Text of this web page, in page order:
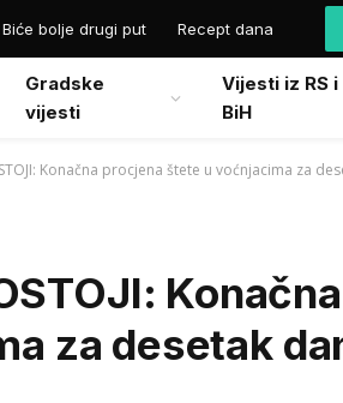
Biće bolje drugi put Recept dana
Gradske
vijesti
Vijesti iz RS i
BiH
Konačna procjena štete u voćnjacima za
za desetak